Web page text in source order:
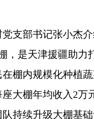
支部书记张小杰
，是天津援疆助力
棚内规模化种植
大棚年均收入2万
队持续升级大棚基